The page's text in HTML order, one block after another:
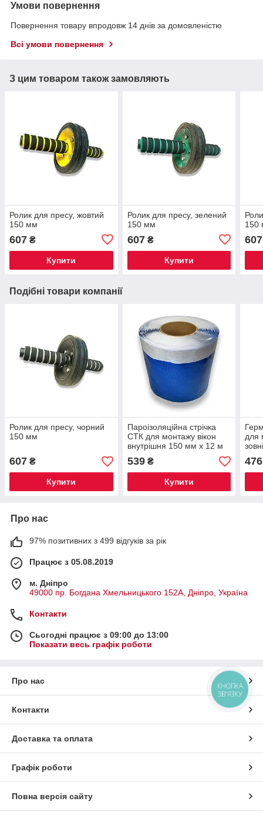
Умови повернення
Повернення товару впродовж 14 днів за домовленістю
Всі умови повернення
З цим товаром також замовляють
Ролик для пресу, жовтий
150 мм
607 ₴
Купити
Ролик для пресу, зелений
150 мм
607₴
Купити
150
607
Подібні товари компанії
Ролик для пресу, чорний
150 мм
607 ₴
Купити
Пароізоляційна стрічка
СТК для монтажу вікон
внутрішня 150 мм х 12 м
W
539₴
Купити
для
476
Про нас
97% позитивних з 499 відгуків за рік
Працює з 05.08.2019
м. Дніпро
49000 пр. Богдана Хмельницького 152А, Дніпро, Україна
Контакти
Сьогодні працює з 09:00 до 13:00
Показати весь графік роботи
Про нас
Контакти
Доставка та оплата
Графік роботи
Повна версія сайту
КНОПКА
ЗВ'ЯЗКУ